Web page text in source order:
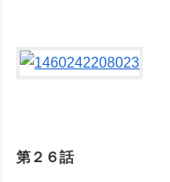
第２６話